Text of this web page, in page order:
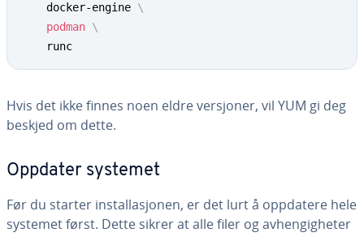
    docker-engine
\
podman \
    runc
Hvis det ikke finnes noen eldre versjoner, vil YUM gi deg
beskjed om dette.
Oppdater systemet
Før du starter installasjonen, er det lurt å oppdatere hele
systemet først. Dette sikrer at alle filer og avhengigheter